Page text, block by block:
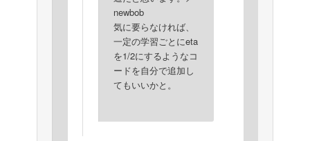
newbob
気に要らなければ、
一定の学習ごとにeta
を1/2にするようなコ
ードを自分で追加し
てもいいかと。